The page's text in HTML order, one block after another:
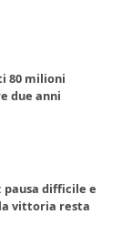
80 milioni
due anni
pausa difficile e
vittoria resta